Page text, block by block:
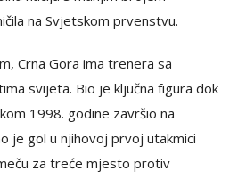
na Svjetskom prvenstvu.
Crna Gora ima trenera sa
svijeta. Bio je ključna figura dok
1998. godine završio na
je gol u njihovoj prvoj utakmici
za treće mjesto protiv